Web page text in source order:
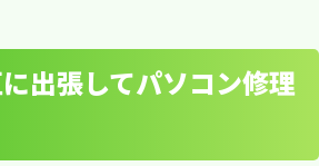
区の配送業者
出張してパソコン修理